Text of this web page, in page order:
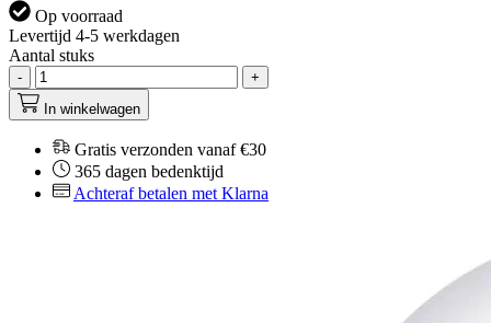
Op voorraad
Levertijd 4-5 werkdagen
Aantal stuks
-
+
In winkelwagen
Gratis verzonden vanaf €30
365 dagen bedenktijd
Achteraf betalen met Klarna